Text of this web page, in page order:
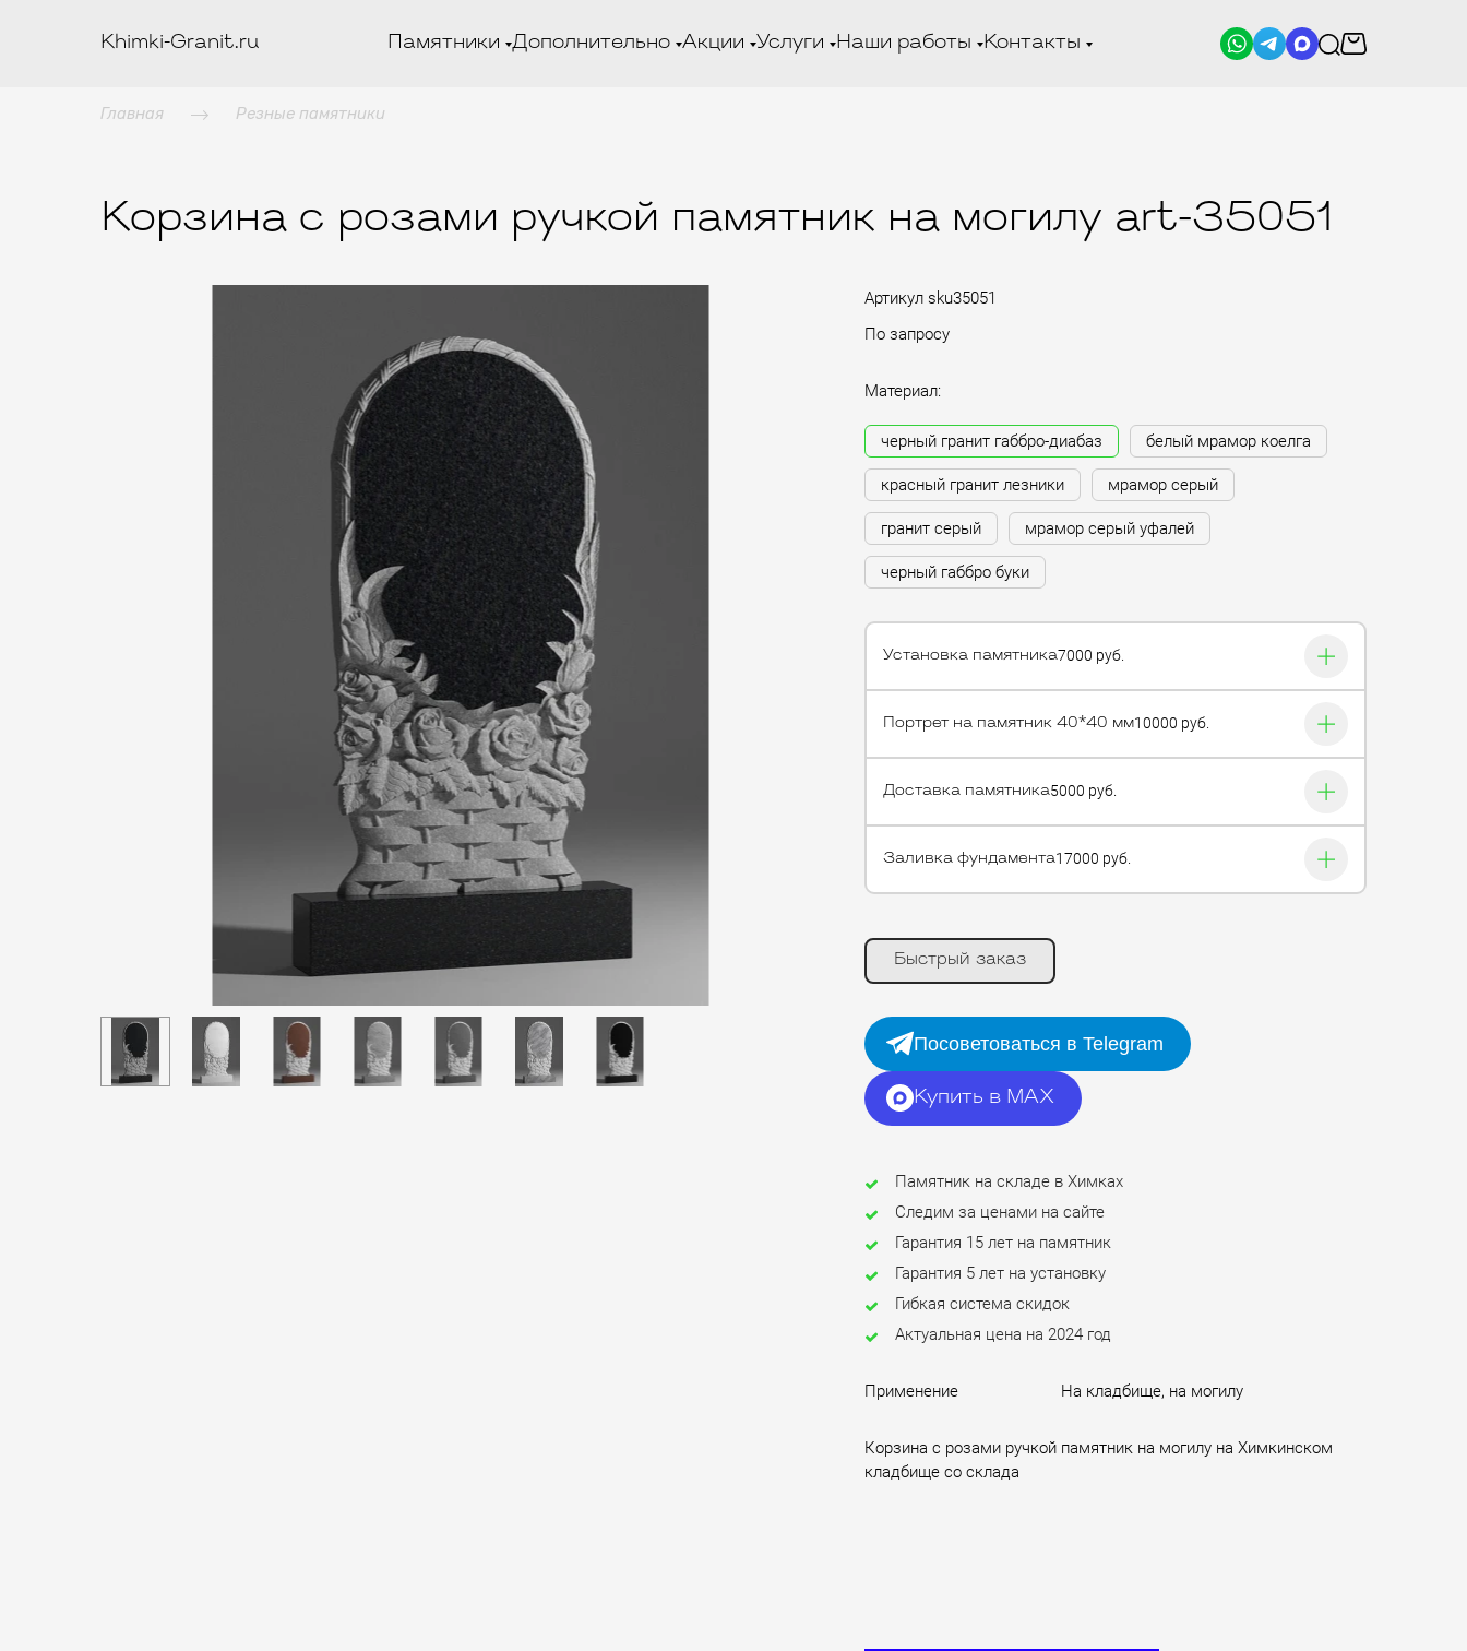
Khimki-Granit.ru Памятники Дополнительно Акции Услуги Наши работы Контакты
Главная Резные памятники
Корзина с розами ручкой памятник на могилу art-35051
Артикул sku35051
По запросу
Материал:
черный гранит габбро-диабаз белый мрамор коелга
красный гранит лезники мрамор серый
гранит серый мрамор серый уфалей
черный габбро буки
Установка памятника7000 руб.
Портрет на памятник 40*40 мм10000 руб.
Доставка памятника5000 руб.
Заливка фундамента17000 руб.
Быстрый заказ
Посоветоваться в Telegram
Купить в MAX
Памятник на складе в Химках
Следим за ценами на сайте
Гарантия 15 лет на памятник
Гарантия 5 лет на установку
Гибкая система скидок
Актуальная цена на 2024 год
Применение На кладбище, на могилу
Корзина с розами ручкой памятник на могилу на Химкинском
кладбище со склада